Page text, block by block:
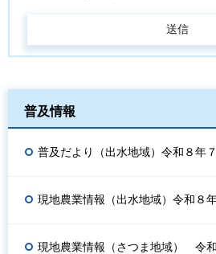
普及情報
普及だより（出水地域）令和８年
現地農業情報（出水地域）令和８
現地農業情報（さつま地域） 令